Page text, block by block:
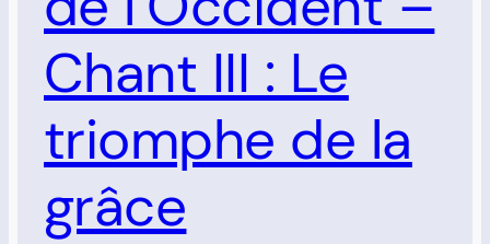
Chant III : Le
triomphe de la
grâce